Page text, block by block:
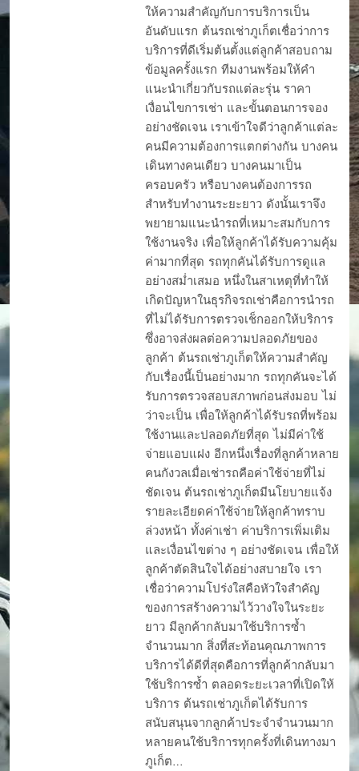
ให้ความสำคัญกับการบริการเป็น
อันดับแรก ต้นรถเช่าภูเก็ตเชื่อว่าการ
บริการที่ดีเริ่มต้นตั้งแต่ลูกค้าสอบถาม
ข้อมูลครั้งแรก ทีมงานพร้อมให้คำ
แนะนำเกี่ยวกับรถแต่ละรุ่น ราคา
เงื่อนไขการเช่า และขั้นตอนการจอง
อย่างชัดเจน เราเข้าใจดีว่าลูกค้าแต่ละ
คนมีความต้องการแตกต่างกัน บางคน
เดินทางคนเดียว บางคนมาเป็น
ครอบครัว หรือบางคนต้องการรถ
สำหรับทำงานระยะยาว ดังนั้นเราจึง
พยายามแนะนำรถที่เหมาะสมกับการ
ใช้งานจริง เพื่อให้ลูกค้าได้รับความคุ้ม
ค่ามากที่สุด รถทุกคันได้รับการดูแล
อย่างสม่ำเสมอ หนึ่งในสาเหตุที่ทำให้
เกิดปัญหาในธุรกิจรถเช่าคือการนำรถ
ที่ไม่ได้รับการตรวจเช็กออกให้บริการ
ซึ่งอาจส่งผลต่อความปลอดภัยของ
ลูกค้า ต้นรถเช่าภูเก็ตให้ความสำคัญ
กับเรื่องนี้เป็นอย่างมาก รถทุกคันจะได้
รับการตรวจสอบสภาพก่อนส่งมอบ ไม่
ว่าจะเป็น เพื่อให้ลูกค้าได้รับรถที่พร้อม
ใช้งานและปลอดภัยที่สุด ไม่มีค่าใช้
จ่ายแอบแฝง อีกหนึ่งเรื่องที่ลูกค้าหลาย
คนกังวลเมื่อเช่ารถคือค่าใช้จ่ายที่ไม่
ชัดเจน ต้นรถเช่าภูเก็ตมีนโยบายแจ้ง
รายละเอียดค่าใช้จ่ายให้ลูกค้าทราบ
ล่วงหน้า ทั้งค่าเช่า ค่าบริการเพิ่มเติม
และเงื่อนไขต่าง ๆ อย่างชัดเจน เพื่อให้
ลูกค้าตัดสินใจได้อย่างสบายใจ เรา
เชื่อว่าความโปร่งใสคือหัวใจสำคัญ
ของการสร้างความไว้วางใจในระยะ
ยาว มีลูกค้ากลับมาใช้บริการซ้ำ
จำนวนมาก สิ่งที่สะท้อนคุณภาพการ
บริการได้ดีที่สุดคือการที่ลูกค้ากลับมา
ใช้บริการซ้ำ ตลอดระยะเวลาที่เปิดให้
บริการ ต้นรถเช่าภูเก็ตได้รับการ
สนับสนุนจากลูกค้าประจำจำนวนมาก
หลายคนใช้บริการทุกครั้งที่เดินทางมา
ภูเก็ต…